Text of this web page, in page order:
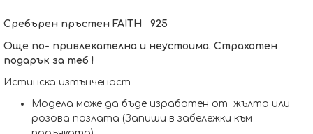
Сребърен пръстен FAITH 925
Още по- привлекателна и неустоима. Страхотен
подарък за теб !
Истинска изтънченост
Модела може да бъде изработен от жълта или
розова позлата (Запиши в забележки към